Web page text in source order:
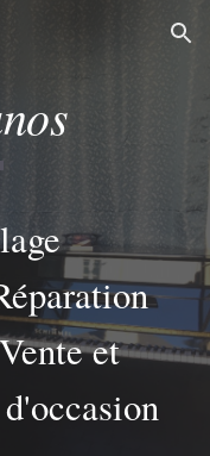
Skip to navigation
et